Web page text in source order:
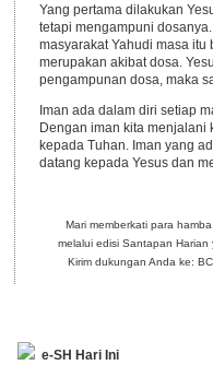
Yang pertama dilakukan
tetapi mengampuni
masyarakat Yahudi masa
merupakan akibat dosa.
pengampunan dosa, maka
Iman ada dalam diri setiap
Dengan iman kita menjalani
kepada Tuhan. Iman yang
datang kepada Yesus dan
Mari memberkati para
melalui edisi Santapan Harian
Kirim dukungan Anda ke:
e-SH Hari Ini